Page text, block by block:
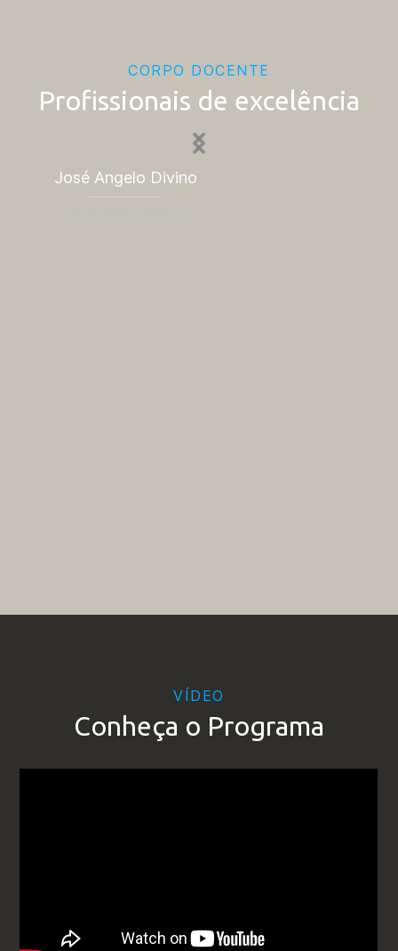
CORPO DOCENTE
Profissionais de excelência
José Angelo Divino
VÍDEO
Conheça o Programa